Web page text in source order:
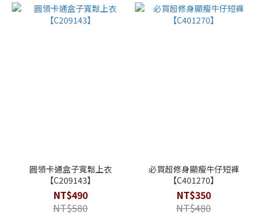
圓領卡通盒子寬鬆上衣
【C209143】
NT$490
NT$580
必買超修身顯瘦牛仔短褲
【C401270】
NT$350
NT$480